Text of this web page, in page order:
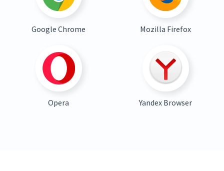
Google Chrome Mozilla Firefox
Opera Yandex Browser